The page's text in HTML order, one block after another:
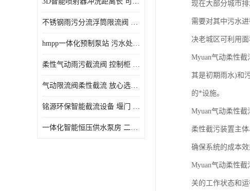
不锈钢雨污分流浮筒限流阀 DN150-DN1000 品质可信
hmpp一体化预制泵站 污水处理系统 乡镇学校市政排水 厂家供应
柔性气动雨污截流阀 控制柜 远程控制安全性高检修方便
气动限流阀柔性截流 放心选购 控源截污铭源环保
铭源环保智能截流设备 堰门 铸铁调节闸门作用 源头商家 可定制
一体化智能恒压供水泵房 二次加压供水设备户外智慧泵房
现在大部分城市
需要对其中污水
决老城区可利用
Myuan气动柔性
其是初期雨水)和
的*设施。
Myuan气动柔性
柔性截污装置主
确保系统的成本效
Myuan气动柔性
关的工作状态和